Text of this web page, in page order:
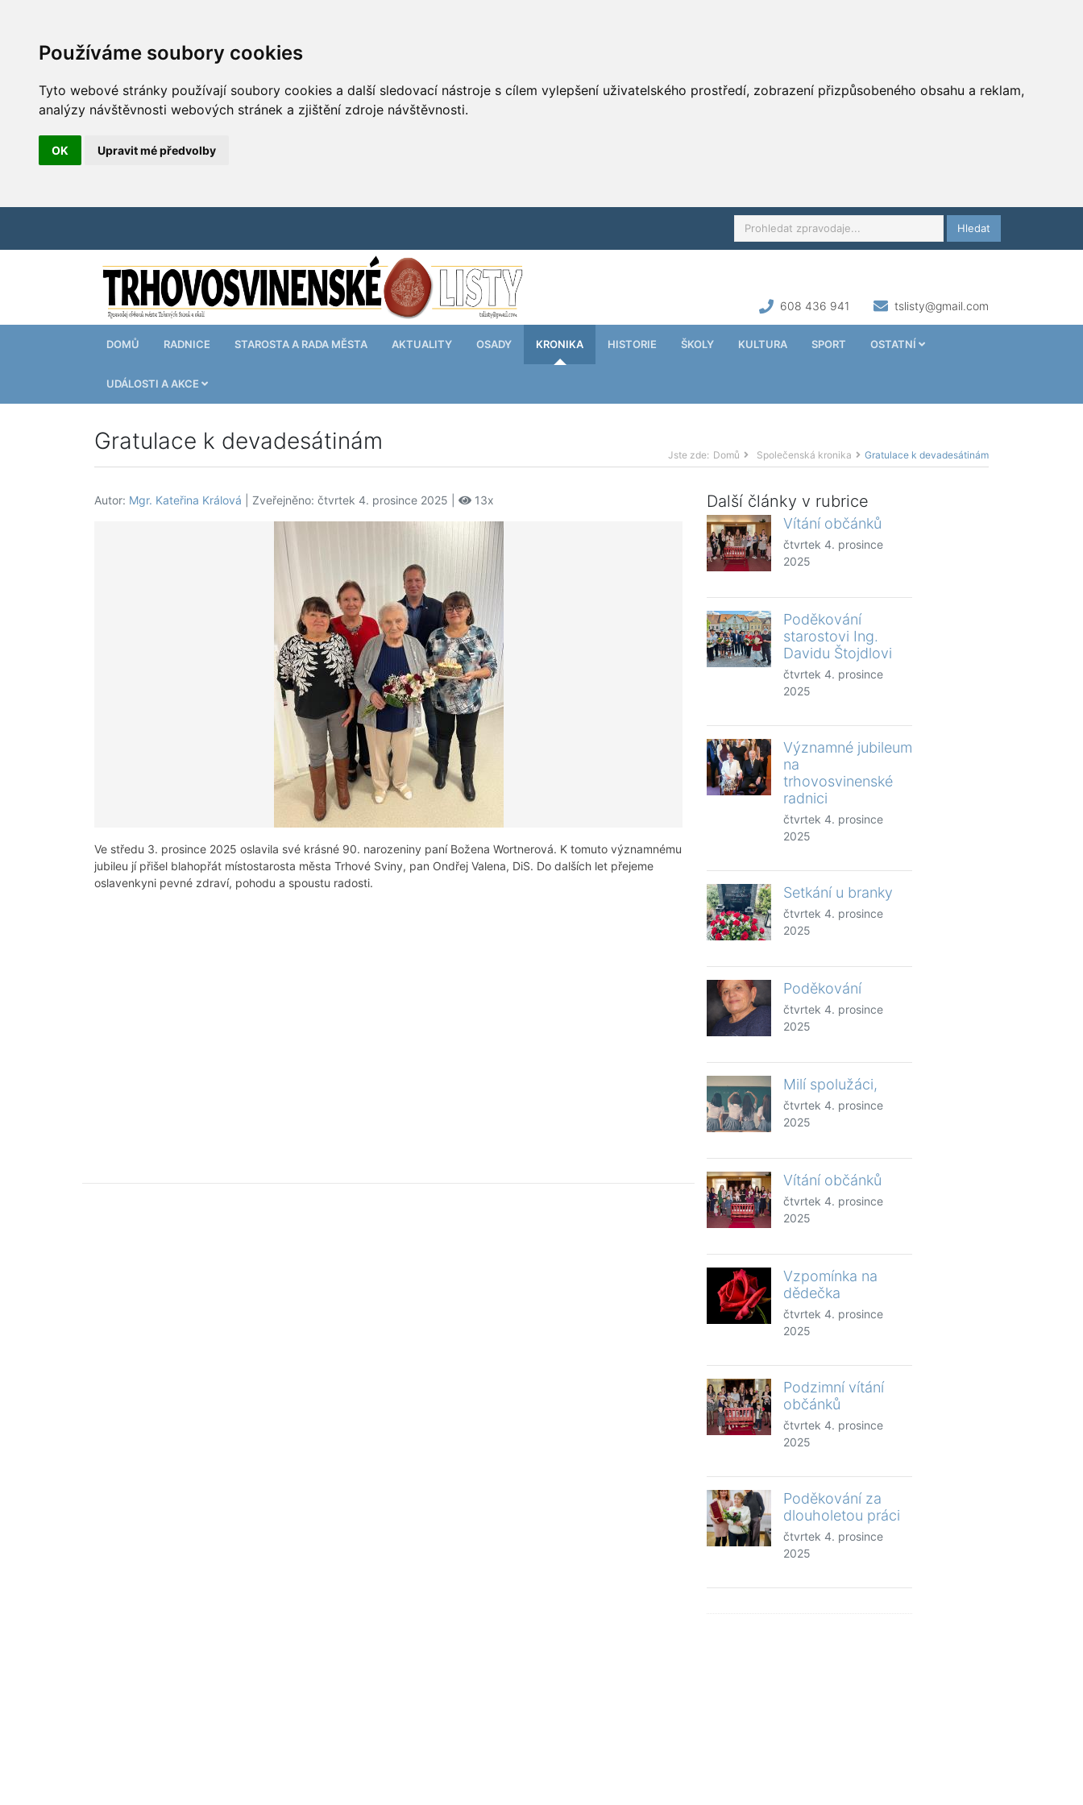
Používáme soubory cookies
Tyto webové stránky používají soubory cookies a další sledovací nástroje s cílem vylepšení uživatelského prostředí, zobrazení přizpůsobeného obsahu a reklam,
analýzy návštěvnosti webových stránek a zjištění zdroje návštěvnosti.
OK Upravit mé předvolby
Hledat
608 436 941 tslisty@gmail.com
DOMŮ RADNICE STAROSTA A RADA MĚSTA AKTUALITY OSADY KRONIKA HISTORIE ŠKOLY KULTURA SPORT OSTATNÍ
UDÁLOSTI A AKCE
Gratulace k devadesátinám
Jste zde: Domů Společenská kronika Gratulace k devadesátinám
Autor: Mgr. Kateřina Králová | Zveřejněno: čtvrtek 4. prosince 2025 | 13x
Ve středu 3. prosince 2025 oslavila své krásné 90. narozeniny paní Božena Wortnerová. K tomuto významnému
jubileu jí přišel blahopřát místostarosta města Trhové Sviny, pan Ondřej Valena, DiS. Do dalších let přejeme
oslavenkyni pevné zdraví, pohodu a spoustu radosti.
Další články v rubrice
Vítání občánků
čtvrtek 4. prosince
2025
Poděkování
starostovi Ing.
Davidu Štojdlovi
čtvrtek 4. prosince
2025
Významné jubileum
na
trhovosvinenské
radnici
čtvrtek 4. prosince
2025
Setkání u branky
čtvrtek 4. prosince
2025
Poděkování
čtvrtek 4. prosince
2025
Milí spolužáci,
čtvrtek 4. prosince
2025
Vítání občánků
čtvrtek 4. prosince
2025
Vzpomínka na
dědečka
čtvrtek 4. prosince
2025
Podzimní vítání
občánků
čtvrtek 4. prosince
2025
Poděkování za
dlouholetou práci
čtvrtek 4. prosince
2025